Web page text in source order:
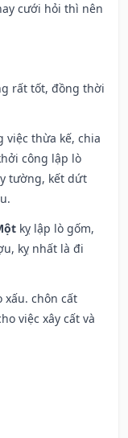
cưới hỏi thì nên
rất tốt, đồng thời
việc thừa kế, chia
công lập lò
tường, kết dứt
kỵ lập lò gốm,
kỵ nhất là đi
xấu. chôn cất
việc xây cất và